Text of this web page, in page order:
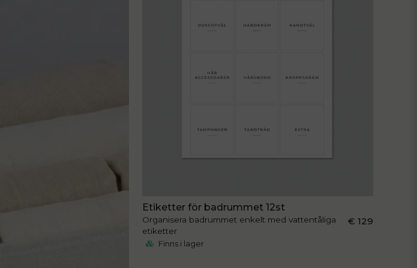
Etiketter för badrummet 12st
Organisera badrummet enkelt med vattentåliga
etiketter
€ 129
Finns i lager